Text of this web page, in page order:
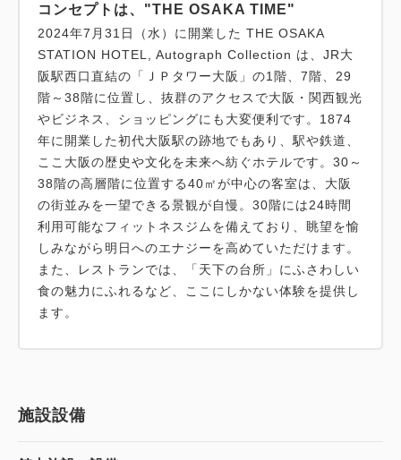
コンセプトは、"THE OSAKA TIME"
2024年7月31日（水）に開業した THE OSAKA
STATION HOTEL, Autograph Collection は、JR大
阪駅西口直結の「ＪＰタワー大阪」の1階、7階、29
階～38階に位置し、抜群のアクセスで大阪・関西観光
やビジネス、ショッピングにも大変便利です。1874
年に開業した初代大阪駅の跡地でもあり、駅や鉄道、
ここ大阪の歴史や文化を未来へ紡ぐホテルです。30～
38階の高層階に位置する40㎡が中心の客室は、大阪
の街並みを一望できる景観が自慢。30階には24時間
利用可能なフィットネスジムを備えており、眺望を愉
しみながら明日へのエナジーを高めていただけます。
また、レストランでは、「天下の台所」にふさわしい
食の魅力にふれるなど、ここにしかない体験を提供し
ます。
施設設備